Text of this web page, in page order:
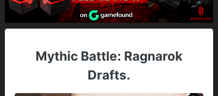
Mythic Battle: Ragnarok
Drafts.